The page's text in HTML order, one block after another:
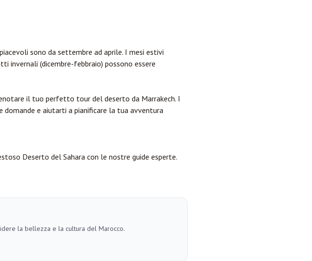
sono da settembre ad aprile. I mesi estivi
invernali (dicembre-febbraio) possono essere
il tuo perfetto tour del deserto da Marrakech. I
domande e aiutarti a pianificare la tua avventura
Deserto del Sahara con le nostre guide esperte.
la bellezza e la cultura del Marocco.